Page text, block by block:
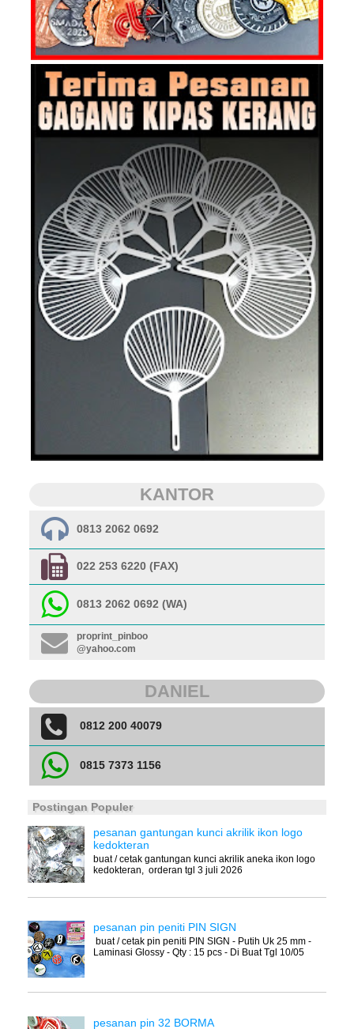
KANTOR
0813 2062 0692
022 253 6220 (FAX)
0813 2062 0692 (WA)
proprint_pinboo
@yahoo.com
DANIEL
0812 200 40079
0815 7373 1156
Postingan Populer
pesanan gantungan kunci akrilik ikon logo
kedokteran
buat / cetak gantungan kunci akrilik aneka ikon logo
kedokteran, orderan tgl 3 juli 2026
pesanan pin peniti PIN SIGN
buat / cetak pin peniti PIN SIGN - Putih Uk 25 mm -
Laminasi Glossy - Qty : 15 pcs - Di Buat Tgl 10/05
pesanan pin 32 BORMA